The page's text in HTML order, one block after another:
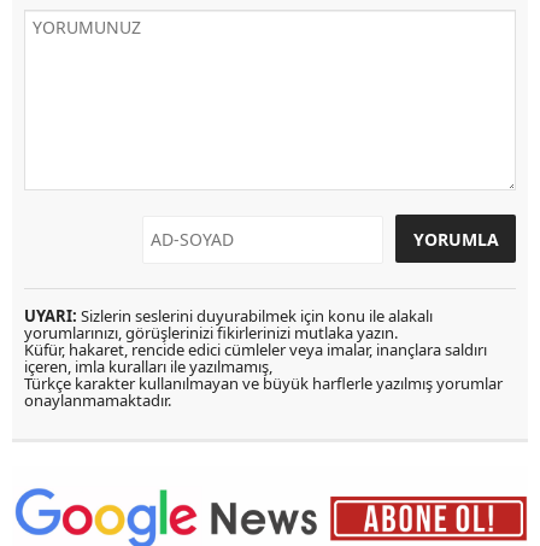
UYARI: Sizlerin seslerini duyurabilmek için konu ile alakalı
yorumlarınızı, görüşlerinizi fikirlerinizi mutlaka yazın.
Küfür, hakaret, rencide edici cümleler veya imalar, inançlara saldırı
içeren, imla kuralları ile yazılmamış,
Türkçe karakter kullanılmayan ve büyük harflerle yazılmış yorumlar
onaylanmamaktadır.